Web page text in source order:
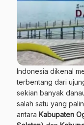
Indonesia dikenal
terbentang dari
sekian banyak
salah satu yang
antara Kabupaten